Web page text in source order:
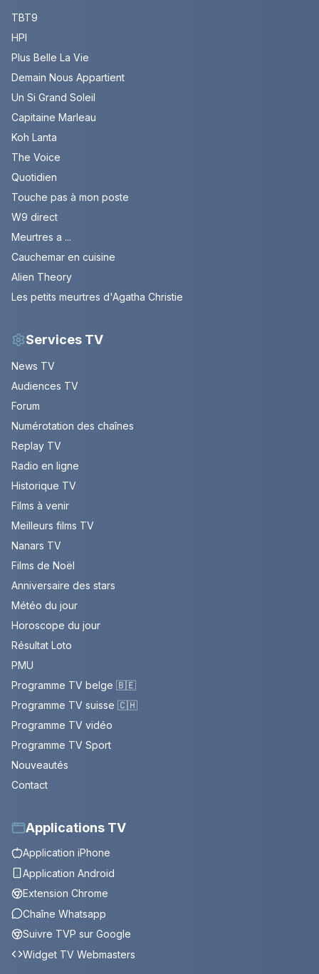
TBT9
HPI
Plus Belle La Vie
Demain Nous Appartient
Un Si Grand Soleil
Capitaine Marleau
Koh Lanta
The Voice
Quotidien
Touche pas à mon poste
W9 direct
Meurtres a ...
Cauchemar en cuisine
Alien Theory
Les petits meurtres d'Agatha Christie
Services TV
News TV
Audiences TV
Forum
Numérotation des chaînes
Replay TV
Radio en ligne
Historique TV
Films à venir
Meilleurs films TV
Nanars TV
Films de Noël
Anniversaire des stars
Météo du jour
Horoscope du jour
Résultat Loto
PMU
Programme TV belge 🇧🇪
Programme TV suisse 🇨🇭
Programme TV vidéo
Programme TV Sport
Nouveautés
Contact
Applications TV
Application iPhone
Application Android
Extension Chrome
Chaîne Whatsapp
Suivre TVP sur Google
Widget TV Webmasters